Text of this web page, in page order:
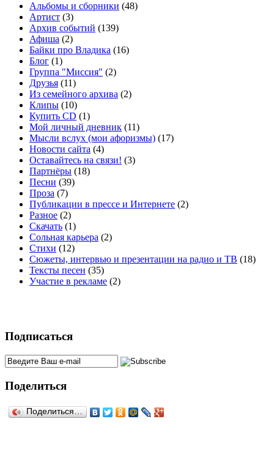
Альбомы и сборники (48)
Артист (3)
Архив событий (139)
Афиша (2)
Байки про Владика (16)
Блог (1)
Группа "Миссия" (2)
Друзья (11)
Из семейного архива (2)
Клипы (10)
Купить CD (1)
Мой личный дневник (11)
Мысли вслух (мои афоризмы) (17)
Новости сайта (4)
Оставайтесь на связи! (3)
Партнёры (18)
Песни (39)
Проза (7)
Публикации в прессе и Интернете (2)
Разное (2)
Скачать (1)
Сольная карьера (2)
Стихи (12)
Сюжеты, интервью и презентации на радио и ТВ (18)
Тексты песен (35)
Участие в рекламе (2)
Подписаться
Поделиться
Поделиться…